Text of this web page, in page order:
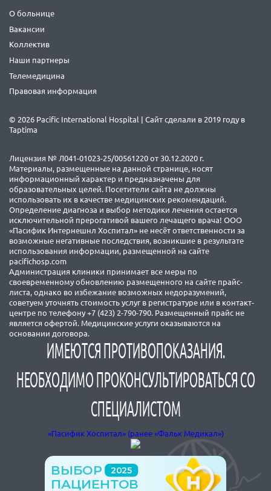
О больнице
Вакансии
Коллектив
Наши партнеры
Телемедицина
Правовая информация
© 2026 Pacific International Hospital | Сайт сделали в 2019 году в
Taptima
Лицензия № Л041-01023-25/00561220 от 30.12.2020 г.
Материалы, размещенные на данной странице, носят
информационный характер и предназначены для
образовательных целей. Посетители сайта не должны
использовать их в качестве медицинских рекомендаций.
Определение диагноза и выбор методики лечения остается
исключительной прерогативой вашего лечащего врача! ООО
«Пасифик Интернешнл Хоспитал» не несёт ответственности за
возможные негативные последствия, возникшие в результате
использования информации, размещенной на сайте
pacifichosp.com
Администрация клиники принимает все меры по
своевременному обновлению размещенного на сайте прайс-
листа, однако во избежание возможных недоразумений,
советуем уточнять стоимость услуг в регистратуре или в контакт-
центре по телефону +7 (423) 2-790-790. Размещенный прайс не
является офертой. Медицинские услуги оказываются на
основании договора.
ИМЕЮТСЯ ПРОТИВОПОКАЗАНИЯ.
НЕОБХОДИМО ПРОКОНСУЛЬТИРОВАТЬСЯ СО
СПЕЦИАЛИСТОМ
«Пасифик Хоспитал» (ранее «Фальк Медикал»)